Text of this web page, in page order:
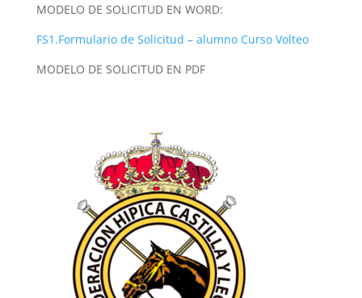
MODELO DE SOLICITUD EN WORD:
FS1.Formulario de Solicitud – alumno Curso Volteo
MODELO DE SOLICITUD EN PDF